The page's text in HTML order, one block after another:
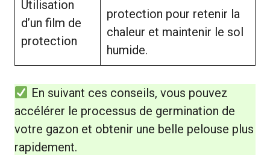
Utilisation
d’un film de
protection
protection pour retenir la
chaleur et maintenir le sol
humide.
En suivant ces conseils, vous pouvez
accélérer le processus de germination de
votre gazon et obtenir une belle pelouse plus
rapidement.